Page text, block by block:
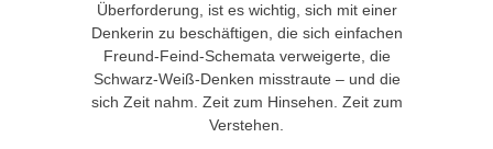
Überforderung, ist es wichtig, sich mit einer
Denkerin zu beschäftigen, die sich einfachen
Freund-Feind-Schemata verweigerte, die
Schwarz-Weiß-Denken misstraute – und die
sich Zeit nahm. Zeit zum Hinsehen. Zeit zum
Verstehen.